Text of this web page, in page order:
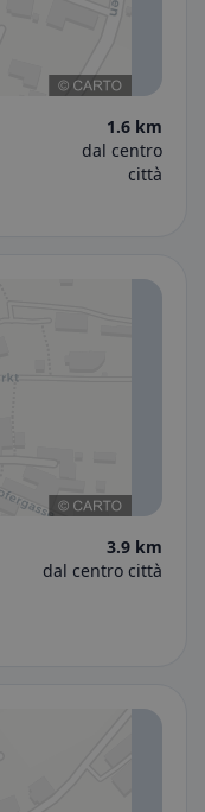
1.6 km
dal centro
città
3.9 km
dal centro città